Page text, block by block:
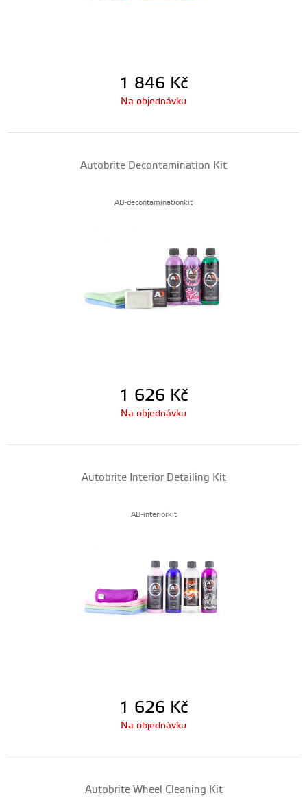
1 846 Kč
Na objednávku
Autobrite Decontamination Kit
AB-decontaminationkit
1 626 Kč
Na objednávku
Autobrite Interior Detailing Kit
AB-interiorkit
1 626 Kč
Na objednávku
Autobrite Wheel Cleaning Kit